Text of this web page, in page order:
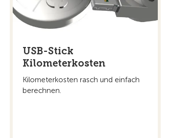
USB-Stick
Kilometerkosten
Kilometerkosten rasch und einfach
berechnen.